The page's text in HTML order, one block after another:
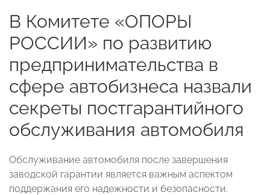
В Комитете «ОПОРЫ
РОССИИ» по развитию
предпринимательства в
сфере автобизнеса назвали
секреты постгарантийного
обслуживания автомобиля
Обслуживание автомобиля после завершения
заводской гарантии является важным аспектом
поддержания его надежности и безопасности.